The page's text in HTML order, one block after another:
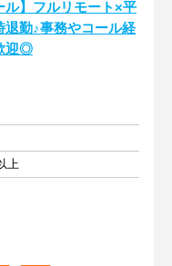
ル】フルリモート×平
勤♪事務やコール経
迎◎
上